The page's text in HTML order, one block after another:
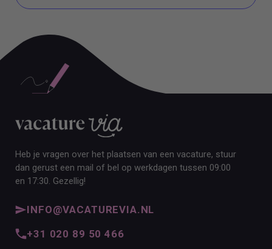
Heb je vragen over het plaatsen van een vacature, stuur
dan gerust een mail of bel op werkdagen tussen 09:00
en 17:30. Gezellig!
INFO@VACATUREVIA.NL
+31 020 89 50 466